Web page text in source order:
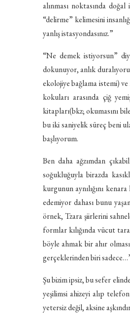
alınması noktasında
“delirme” kelimesini
yanlış istasyondasınız.”
“Ne demek istiyorsun”
dokunuyor, anlık
ekolojiye bağlama istemi)
kokuları arasında çiğ
kitapları(bkz; okumasını
bu iki saniyelik süreç beni
başlıyorum.
Ben daha ağzımdan
soğukluğuyla birazda
kurgunun aynılığını
edemiyor dahası bunu
örnek, Tzara şiirlerini
formlar kılığında vücut
böyle ahmak bir ahır
gerçeklerinden biri
Şu bizim ipsiz, bu sefer
yeşilimsi ahizeyi alıp
yetersiz değil, aksine